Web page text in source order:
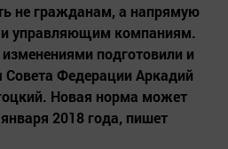
не гражданам, а напрямую
и управляющим компаниям.
подготовили и
Совета Федерации Аркадий
Новая норма может
2018 года, пишет